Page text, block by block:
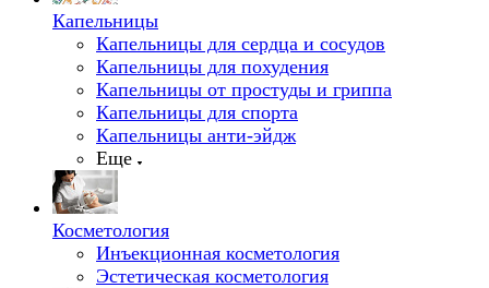
Капельницы
Капельницы для сердца и сосудов
Капельницы для похудения
Капельницы от простуды и гриппа
Капельницы для спорта
Капельницы анти-эйдж
Еще
Косметология
Инъекционная косметология
Эстетическая косметология